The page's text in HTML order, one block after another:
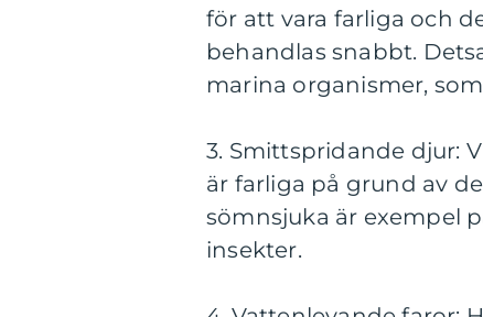
för att vara farliga och
behandlas snabbt.
marina organismer,
3. Smittspridande djur:
är farliga på grund av
sömnsjuka är exempel
insekter.